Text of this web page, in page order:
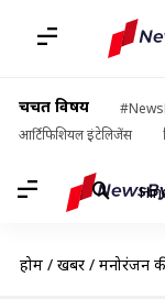
चर्चित विषय
आर्टिफिशियल इंटेलिजेंस
होम / खबरें / मनोरंजन